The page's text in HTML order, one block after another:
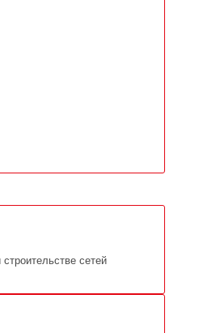
сетей